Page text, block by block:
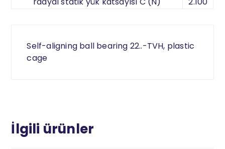
Self-aligning ball bearing 22..-TVH, plastic
cage
İlgili ürünler